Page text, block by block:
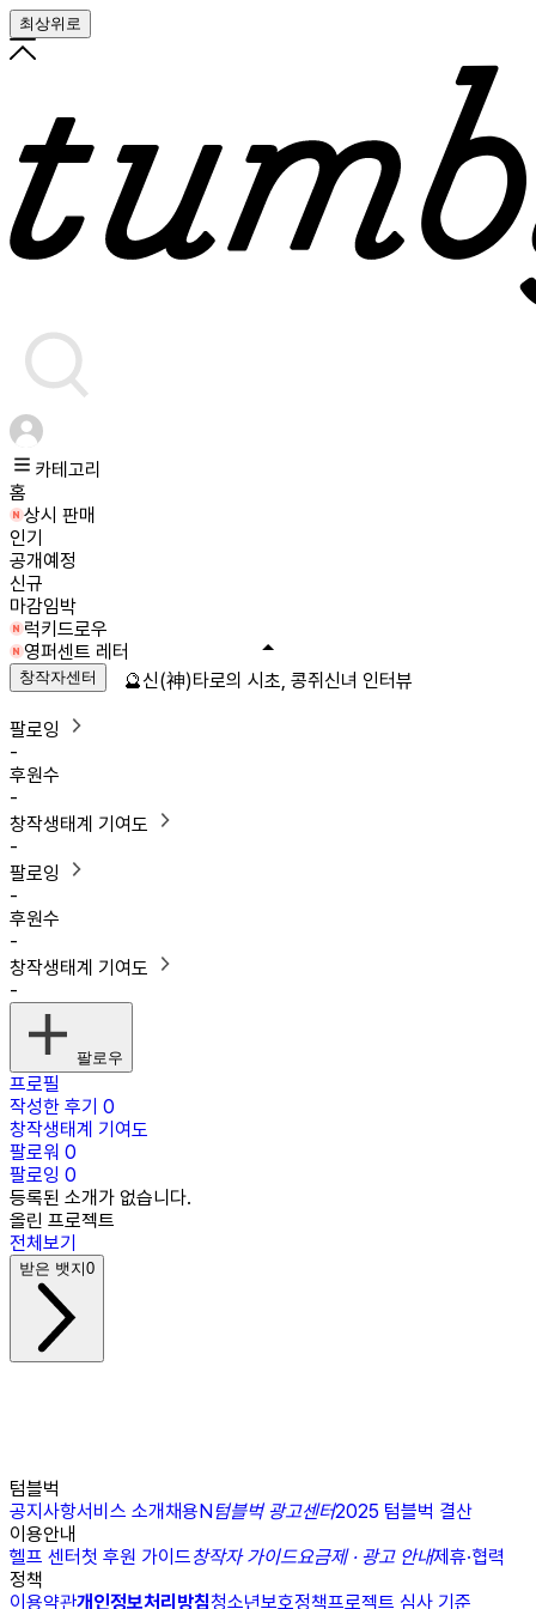
최상위로
카테고리
홈
상시 판매
인기
공개예정
신규
마감임박
럭키드로우
영퍼센트 레터
창작자센터
팔로잉
-
후원수
-
창작생태계 기여도
-
팔로잉
-
후원수
-
창작생태계 기여도
-
팔로우
프로필
작성한 후기 0
창작생태계 기여도
팔로워 0
팔로잉 0
등록된 소개가 없습니다.
올린 프로젝트
전체보기
받은 뱃지0
텀블벅
공지사항서비스 소개채용N텀블벅 광고센터2025 텀블벅 결산
이용안내
헬프 센터첫 후원 가이드창작자 가이드요금제 · 광고 안내제휴·협력
정책
이용약관개인정보처리방침청소년보호정책프로젝트 심사 기준
🔮신(神)타로의 시초, 콩쥐신녀 인터뷰